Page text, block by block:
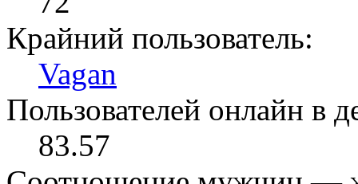
Крайний пользователь:
Vagan
Пользователей онлайн в
83.57